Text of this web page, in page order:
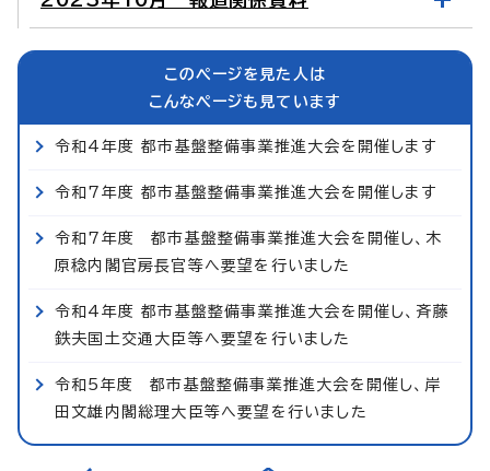
このページを見た人は
こんなページも見ています
令和4年度 都市基盤整備事業推進大会を開催します
令和7年度 都市基盤整備事業推進大会を開催します
令和7年度 都市基盤整備事業推進大会を開催し、木
原稔内閣官房長官等へ要望を行いました
令和4年度 都市基盤整備事業推進大会を開催し、斉藤
鉄夫国土交通大臣等へ要望を行いました
令和5年度 都市基盤整備事業推進大会を開催し、岸
田文雄内閣総理大臣等へ要望を行いました